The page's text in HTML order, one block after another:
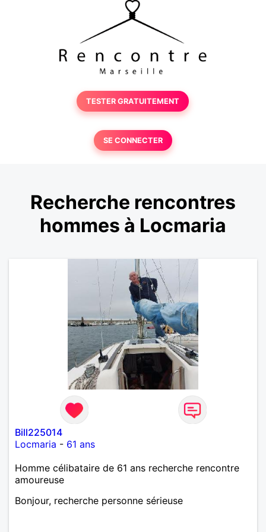
TESTER GRATUITEMENT
SE CONNECTER
Recherche rencontres
hommes à Locmaria
Bill225014
Locmaria - 61 ans
Homme célibataire de 61 ans recherche rencontre
amoureuse
Bonjour, recherche personne sérieuse